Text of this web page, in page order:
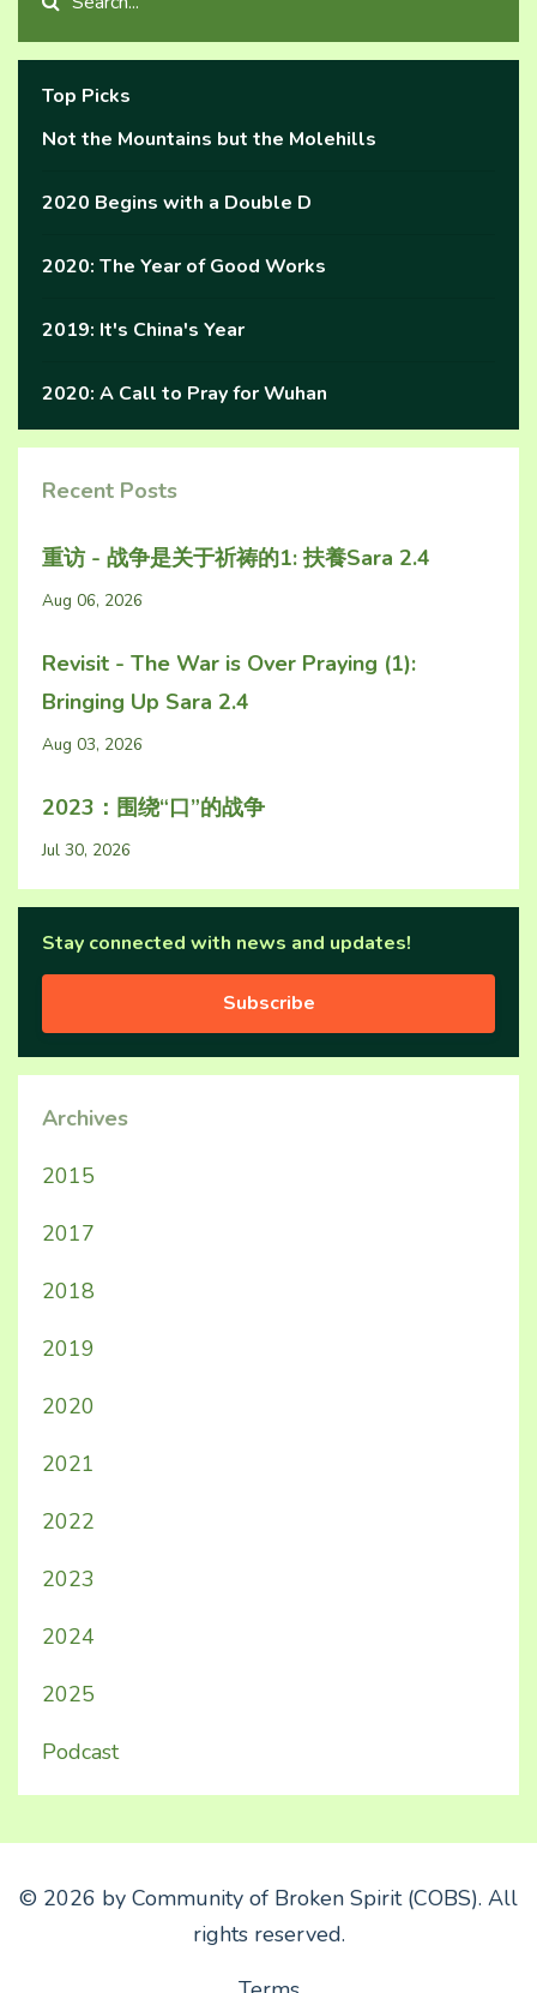
Top Picks
Not the Mountains but the Molehills
2020 Begins with a Double D
2020: The Year of Good Works
2019: It's China's Year
2020: A Call to Pray for Wuhan
Recent Posts
重访 - 战争是关于祈祷的1: 扶養Sara 2.4
Aug 06, 2026
Revisit - The War is Over Praying (1):
Bringing Up Sara 2.4
Aug 03, 2026
2023：围绕“口”的战争
Jul 30, 2026
Stay connected with news and updates!
Subscribe
Archives
2015
2017
2018
2019
2020
2021
2022
2023
2024
2025
Podcast
© 2026 by Community of Broken Spirit (COBS). All
rights reserved.